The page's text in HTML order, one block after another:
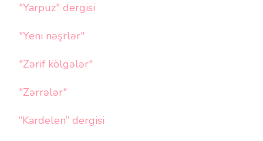
"Yarpuz" dergisi
"Yeni nəşrlər"
"Zərif kölgələr"
"Zərrələr"
“Kardelen” dergisi